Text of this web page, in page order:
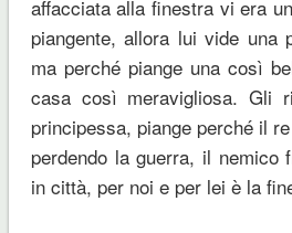
affacciata alla finestra vi era
piangente, allora lui vide una
ma perché piange una così
casa così meravigliosa. Gli
principessa, piange perché il
perdendo la guerra, il nemico
in città, per noi e per lei è la